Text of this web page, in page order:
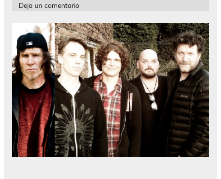
Deja un comentario